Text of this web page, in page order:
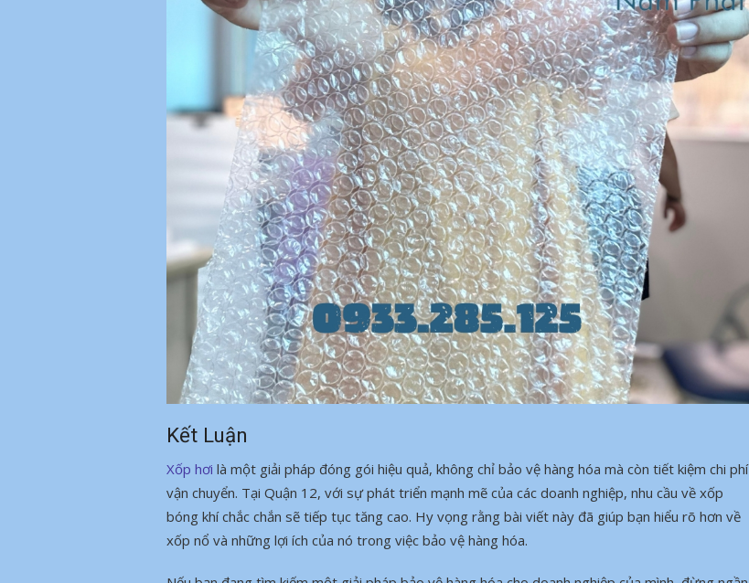
Kết Luận
Xốp hơi là một giải pháp đóng gói hiệu quả, không chỉ bảo vệ hàng hóa mà còn tiết kiệm chi phí
vận chuyển. Tại Quận 12, với sự phát triển mạnh mẽ của các doanh nghiệp, nhu cầu về xốp
bóng khí chắc chắn sẽ tiếp tục tăng cao. Hy vọng rằng bài viết này đã giúp bạn hiểu rõ hơn về
xốp nổ và những lợi ích của nó trong việc bảo vệ hàng hóa.